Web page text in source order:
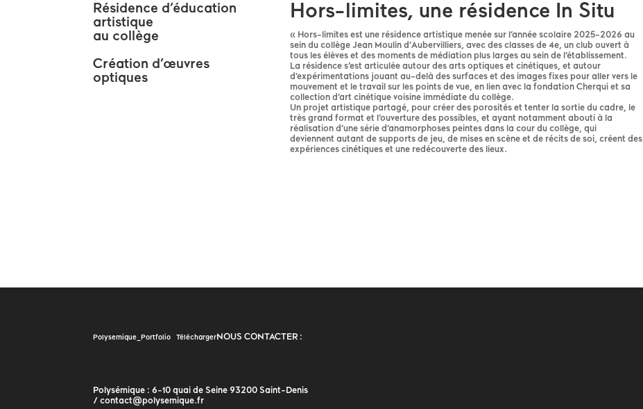
Résidence d’éducation
artistique
au collège
Création d’œuvres
optiques
Hors-limites, une résidence In Situ
« Hors-limites est une résidence artistique menée sur l’année scolaire 2025-2026 au
sein du collège Jean Moulin d’Aubervilliers, avec des classes de 4e, un club ouvert à
tous les élèves et des moments de médiation plus larges au sein de l’établissement.
La résidence s’est articulée autour des arts optiques et cinétiques, et autour
d’expérimentations jouant au-delà des surfaces et des images fixes pour aller vers le
mouvement et le travail sur les points de vue, en lien avec la fondation Cherqui et sa
collection d’art cinétique voisine immédiate du collège.
Un projet artistique partagé, pour créer des porosités et tenter la sortie du cadre, le
très grand format et l’ouverture des possibles, et ayant notamment abouti à la
réalisation d’une série d’anamorphoses peintes dans la cour du collège, qui
deviennent autant de supports de jeu, de mises en scène et de récits de soi, créent des
expériences cinétiques et une redécouverte des lieux.
Polysemique_Portfolio TéléchargerNOUS CONTACTER :
Polysémique : 6-10 quai de Seine 93200 Saint-Denis
/ contact@polysemique.fr